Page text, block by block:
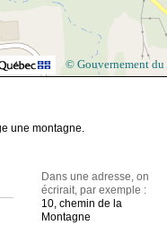
© Gouvernement du
une montagne.
Dans une adresse, on
écrirait, par exemple :
10, chemin de la
Montagne